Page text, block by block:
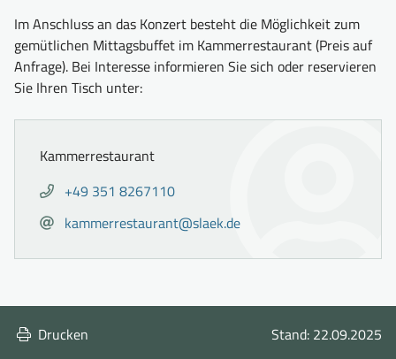
Im Anschluss an das Konzert besteht die Möglichkeit zum
gemütlichen Mittagsbuffet im Kammerrestaurant (Preis auf
Anfrage). Bei Interesse informieren Sie sich oder reservieren
Sie Ihren Tisch unter:
Kammerrestaurant
Telefon
Anrufen
Kontakt:
+49
+49 351 8267110
E-E-
senden
Kontakt:
kammerrestaurant@slaek.de
kammerrestaurant@slaek.de
Drucken Stand: 22.09.2025